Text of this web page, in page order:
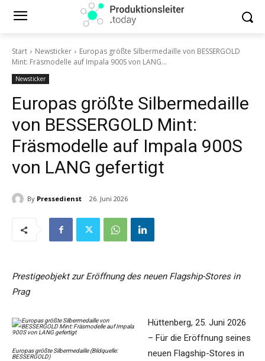
Start Newsticker
Europas größte Silbermedaille von BESSERGOLD
Mint: Fräsmodelle auf Impala 900S von LANG...
Newsticker
Europas größte Silbermedaille
von BESSERGOLD Mint:
Fräsmodelle auf Impala 900S
von LANG gefertigt
By Pressedienst 26. Juni 2026
Prestigeobjekt zur Eröffnung des neuen Flagship-Stores in
Prag
Europas größte Silbermedaille (Bildquelle:
BESSERGOLD)
Hüttenberg, 25. Juni 2026
– Für die Eröffnung seines
neuen Flagship-Stores in